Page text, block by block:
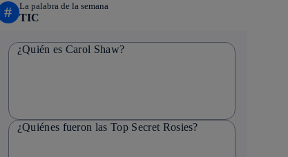
# La palabra de la semana
TIC
¿Quién es Carol Shaw?
¿Quiénes fueron las Top Secret Rosies?